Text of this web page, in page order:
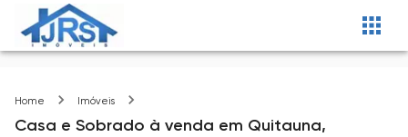
Home Imóveis
Casa e Sobrado à venda em Quitauna,